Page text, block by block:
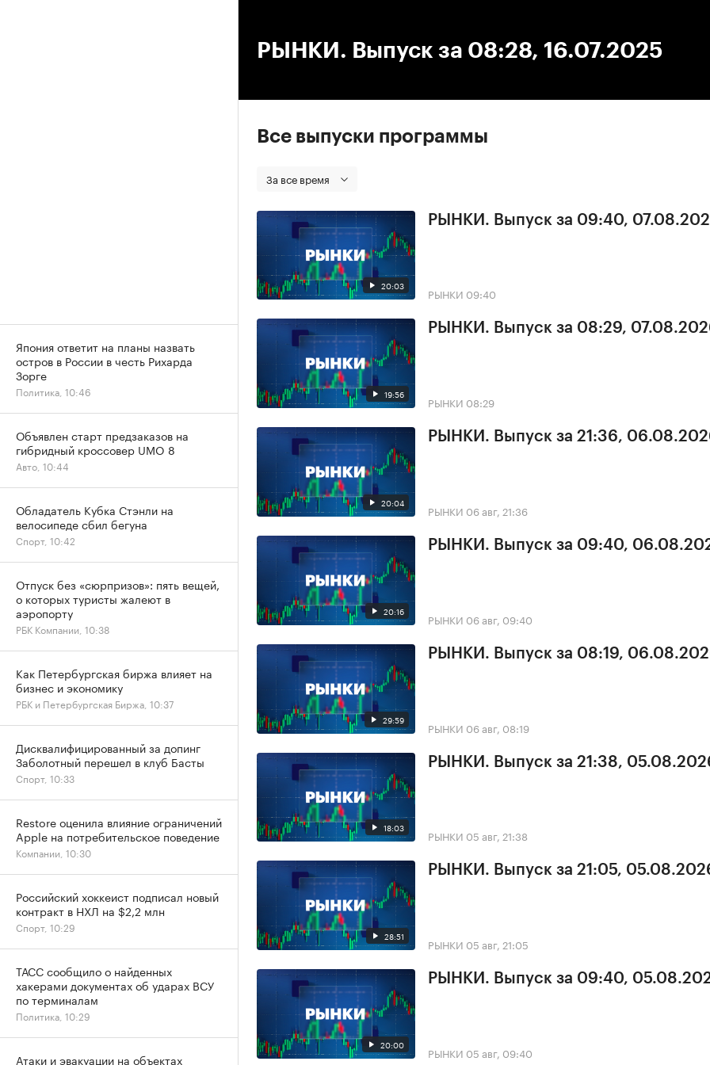
РЫНКИ. Выпуск за 08:28, 16.07.2025
Все выпуски программы
За все время
20:03
РЫНКИ. Выпуск за 09:40,
РЫНКИ 09:40
19:56
РЫНКИ. Выпуск за 08:29,
РЫНКИ 08:29
20:04
РЫНКИ. Выпуск за 21:36,
РЫНКИ 06 авг, 21:36
20:16
РЫНКИ. Выпуск за 09:40,
РЫНКИ 06 авг, 09:40
29:59
РЫНКИ. Выпуск за 08:19,
РЫНКИ 06 авг, 08:19
18:03
РЫНКИ. Выпуск за 21:38,
РЫНКИ 05 авг, 21:38
28:51
РЫНКИ. Выпуск за 21:05,
РЫНКИ 05 авг, 21:05
20:00
РЫНКИ. Выпуск за 09:40,
РЫНКИ 05 авг, 09:40
Япония ответит на планы назвать
остров в России в честь Рихарда
Зорге
Политика, 10:46
Объявлен старт предзаказов на
гибридный кроссовер UMO 8
Авто, 10:44
Обладатель Кубка Стэнли на
велосипеде сбил бегуна
Спорт, 10:42
Отпуск без «сюрпризов»: пять вещей,
о которых туристы жалеют в
аэропорту
РБК Компании, 10:38
Как Петербургская биржа влияет на
бизнес и экономику
РБК и Петербургская Биржа, 10:37
Дисквалифицированный за допинг
Заболотный перешел в клуб Басты
Спорт, 10:33
Restore оценила влияние ограничений
Apple на потребительское поведение
Компании, 10:30
Российский хоккеист подписал новый
контракт в НХЛ на $2,2 млн
Спорт, 10:29
ТАСС сообщило о найденных
хакерами документах об ударах ВСУ
по терминалам
Политика, 10:29
Атаки и эвакуации на объектах